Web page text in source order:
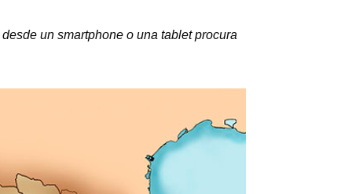
un smartphone o una tablet procura